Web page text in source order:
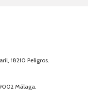
18210 Peligros.
Málaga.